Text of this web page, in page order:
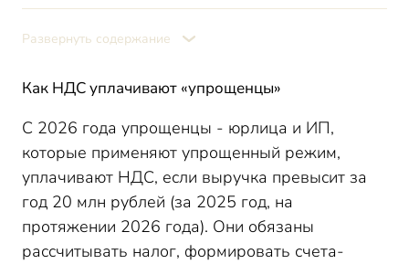
Какие ставки НДС применяют «упрощенцы»
Как считать налог по специальным ставкам
Итоги
Развернуть содержание
Как НДС уплачивают «упрощенцы»
С 2026 года упрощенцы - юрлица и ИП,
которые применяют упрощенный режим,
уплачивают НДС, если выручка превысит за
год 20 млн рублей (за 2025 год, на
протяжении 2026 года). Они обязаны
рассчитывать налог, формировать счета-